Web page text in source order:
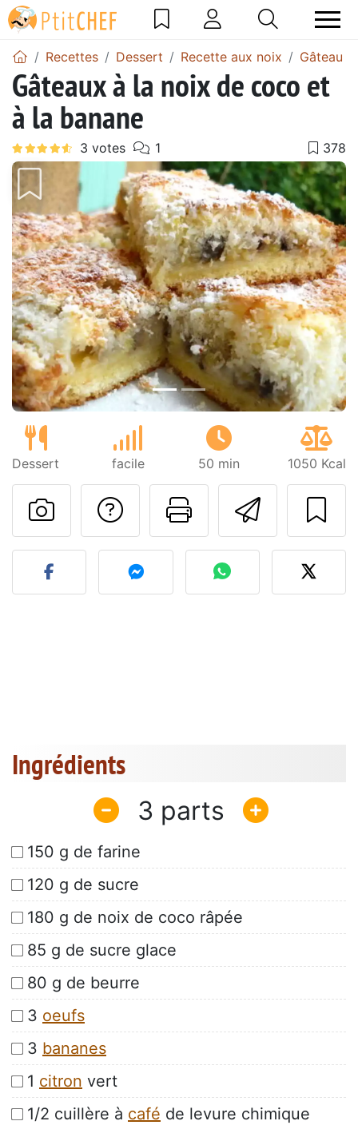
Recettes Dessert Recette aux noix Gâteau
Gâteaux à la noix de coco et
à la banane
Précédent
Dessert facile 50 min 1050 Kcal
Imprimer
Poser une
Publier votre photo de
Ingrédients
3
150 g de farine
120 g de sucre
180 g de noix de coco râpée
85 g de sucre glace
80 g de beurre
3 oeufs
3 bananes
1 citron vert
1/2 cuillère à café de levure chimique